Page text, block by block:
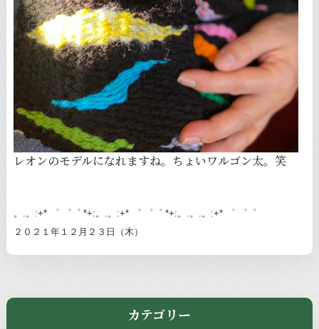
レオンのモデルになれますね。ちょいワルゴン太。笑
。.。:+* ゜ ゜゜ *+:。.。:+* ゜ ゜゜ *+:。.。.。:+* ゜ ゜゜
２０２１年１２月２３日（木）
カテゴリー